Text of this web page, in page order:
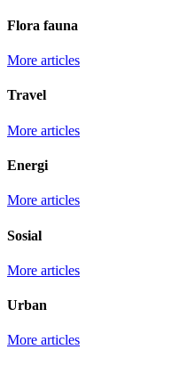
Flora fauna
More articles
Travel
More articles
Energi
More articles
Sosial
More articles
Urban
More articles